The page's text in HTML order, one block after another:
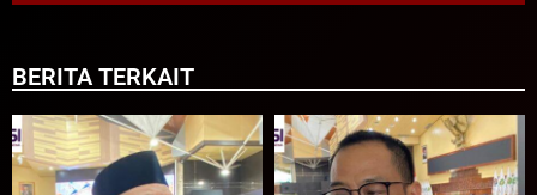
BERITA TERKAIT